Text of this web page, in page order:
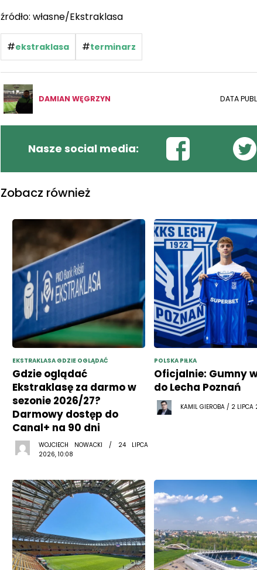
źródło: własne/Ekstraklasa
#ekstraklasa #terminarz
DAMIAN WĘGRZYN DATA
Nasze social media:
Zobacz również
EKSTRAKLASA GDZIE OGLĄDAĆ
Gdzie oglądać
Ekstraklasę za darmo w
sezonie 2026/27?
Darmowy dostęp do
Canal+ na 90 dni
WOJCIECH NOWACKI / 24 LIPCA
2026, 10:08
POLSKA PIŁKA
Oficjalnie: Gumny
do Lecha Poznań
KAMIL GIEROBA / 2